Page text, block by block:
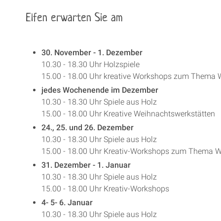
Elfen erwarten Sie am
30. November - 1. Dezember
10.30 - 18.30 Uhr Holzspiele
15.00 - 18.00 Uhr kreative Workshops zum Thema
jedes Wochenende im Dezember
10.30 - 18.30 Uhr Spiele aus Holz
15.00 - 18.00 Uhr Kreative Weihnachtswerkstätten
24., 25. und 26. Dezember
10.30 - 18.30 Uhr Spiele aus Holz
15.00 - 18.00 Uhr Kreativ-Workshops zum Thema
31. Dezember - 1. Januar
10.30 - 18.30 Uhr Spiele aus Holz
15.00 - 18.00 Uhr Kreativ-Workshops
4- 5- 6. Januar
10.30 - 18.30 Uhr Spiele aus Holz